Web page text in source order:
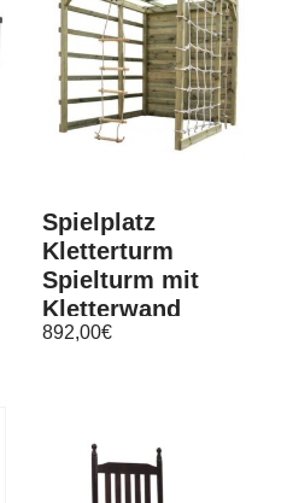
Spielplatz
Kletterturm
Spielturm mit
Kletterwand
Hängeleiter –
892,00€